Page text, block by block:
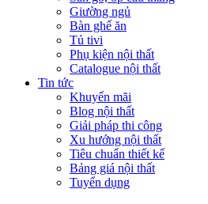
Giường ngủ
Bàn ghế ăn
Tủ tivi
Phụ kiện nội thất
Catalogue nội thất
Tin tức
Khuyến mãi
Blog nội thất
Giải pháp thi công
Xu hướng nội thất
Tiêu chuẩn thiết kế
Bảng giá nội thất
Tuyển dụng